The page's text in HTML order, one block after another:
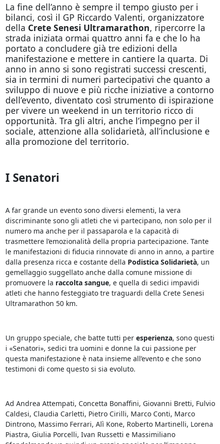
La fine dell’anno è sempre il tempo giusto per i
bilanci, così il GP Riccardo Valenti, organizzatore
della Crete Senesi Ultramarathon, ripercorre la
strada iniziata ormai quattro anni fa e che lo ha
portato a concludere già tre edizioni della
manifestazione e mettere in cantiere la quarta. Di
anno in anno si sono registrati successi crescenti,
sia in termini di numeri partecipativi che quanto a
sviluppo di nuove e più ricche iniziative a contorno
dell’evento, diventato così strumento di ispirazione
per vivere un weekend in un territorio ricco di
opportunità. Tra gli altri, anche l’impegno per il
sociale, attenzione alla solidarietà, all’inclusione e
alla promozione del territorio.
I Senatori
A far grande un evento sono diversi elementi, la vera
discriminante sono gli atleti che vi partecipano, non solo per il
numero ma anche per il passaparola e la capacità di
trasmettere l’emozionalità della propria partecipazione. Tante
le manifestazioni di fiducia rinnovate di anno in anno, a partire
dalla presenza ricca e costante della Podistica Solidarietà, un
gemellaggio suggellato anche dalla comune missione di
promuovere la raccolta sangue, e quella di sedici impavidi
atleti che hanno festeggiato tre traguardi della Crete Senesi
Ultramarathon 50 km.
Un gruppo speciale, che batte tutti per esperienza, sono questi
i «Senatori», sedici tra uomini e donne la cui passione per
questa manifestazione è nata insieme all’evento e che sono
testimoni di come questo si sia evoluto.
Ad Andrea Attempati, Concetta Bonaffini, Giovanni Bretti, Fulvio
Caldesi, Claudia Carletti, Pietro Cirilli, Marco Conti, Marco
Dintrono, Massimo Ferrari, Alì Kone, Roberto Martinelli, Lorena
Piastra, Giulia Porcelli, Ivan Russetti e Massimiliano